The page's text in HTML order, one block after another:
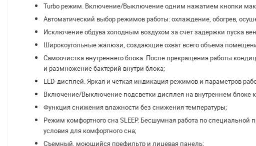
Turbo режим. Включение/Выключение одним нажатием кнопки
Автоматический выбор режимов работы: охлаждение, обогрев,
Исключение обдува холодным воздухом за счет задержки пуска
Широкоугольные жалюзи, создающие охват всего объема
Самоочистка внутреннего блока. После прекращения работы
и размножение бактерий внутри блока;
LED-дисплей. Яркая и четкая индикация режимов и параметров
Включение/Выключение подсветки дисплея на внутреннем блоке
Функция снижения влажности без снижения температуры;
Режим комфортного сна SLЕЕР. Бесшумная работа по специальной
условия для комфортного сна;
Съемный, моющийся префильтр и лицевая панель;